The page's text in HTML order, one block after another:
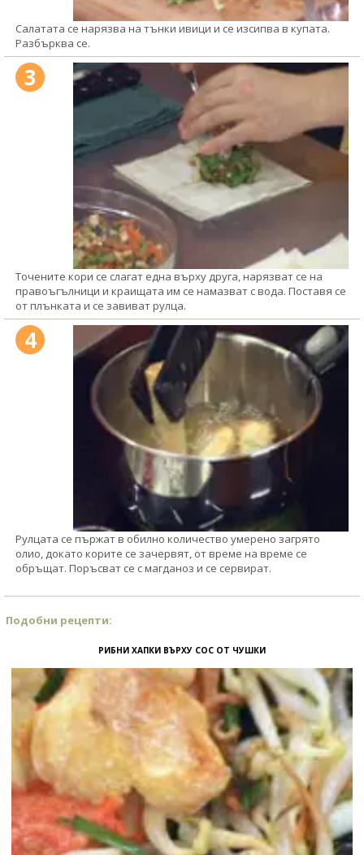
Салатата се нарязва на тънки ивици и се изсипва в купата.
Разбърква се.
3
Точените кори се слагат една върху друга, нарязват се на
правоъгълници и краищата им се намазват с вода. Поставя се
от плънката и се завиват рулца.
4
Рулцата се пържат в обилно количество умерено загрято
олио, докато корите се зачервят, от време на време се
обръщат. Поръсват се с магданоз и се сервират.
Подобни рецепти:
РИБНИ ХАПКИ ВЪРХУ СОС ОТ ЧУШКИ